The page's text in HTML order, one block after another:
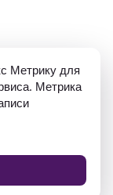
ИНН
Метрику для
Метрика